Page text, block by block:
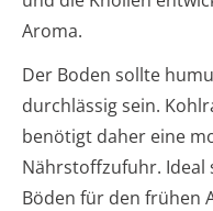
Aroma.
Der Boden sollte
durchlässig sein.
benötigt daher eine
Nährstoffzufuhr. Ideal
Böden für den frühen